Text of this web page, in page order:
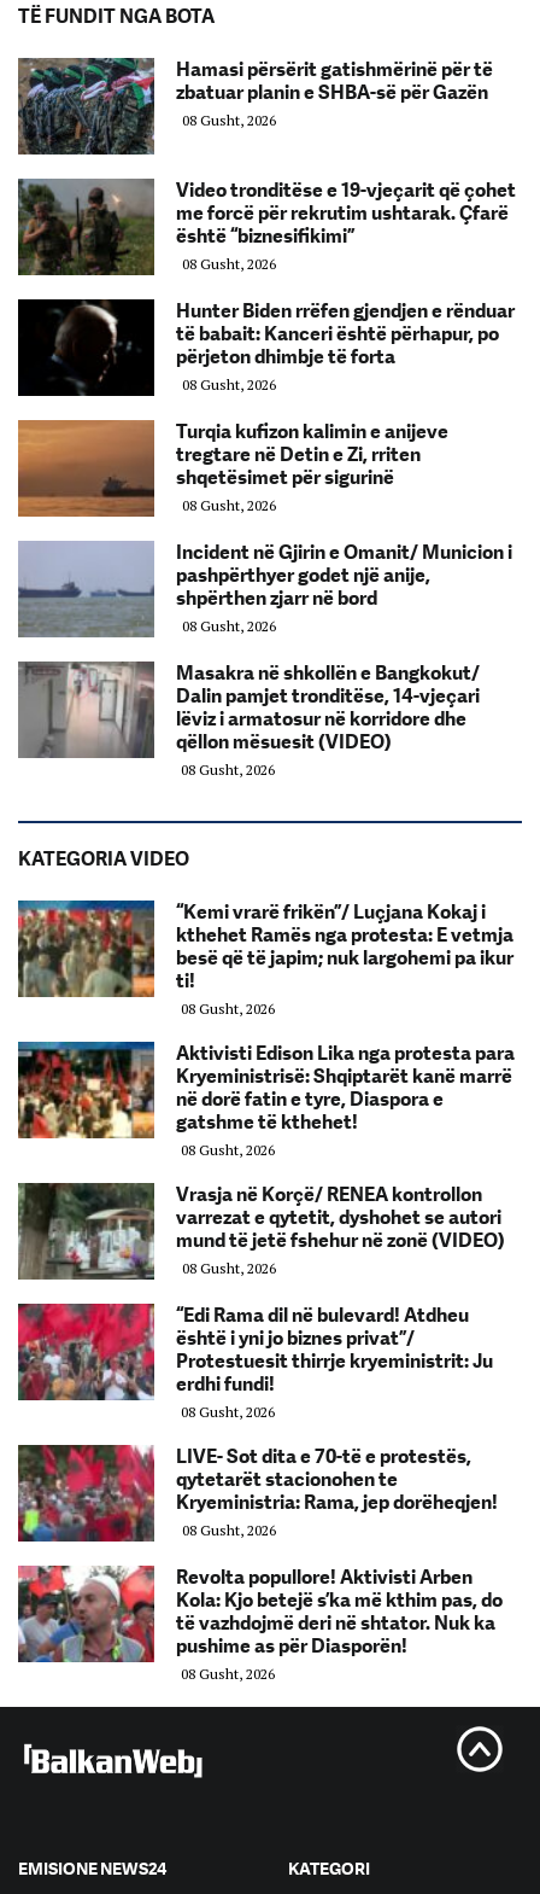
TË FUNDIT NGA BOTA
Hamasi përsërit gatishmërinë për të
zbatuar planin e SHBA-së për Gazën
08 Gusht, 2026
Video tronditëse e 19-vjeçarit që çohet
me forcë për rekrutim ushtarak. Çfarë
është “biznesifikimi”
08 Gusht, 2026
Hunter Biden rrëfen gjendjen e rënduar
të babait: Kanceri është përhapur, po
përjeton dhimbje të forta
08 Gusht, 2026
Turqia kufizon kalimin e anijeve
tregtare në Detin e Zi, rriten
shqetësimet për sigurinë
08 Gusht, 2026
Incident në Gjirin e Omanit/ Municion i
pashpërthyer godet një anije,
shpërthen zjarr në bord
08 Gusht, 2026
Masakra në shkollën e Bangkokut/
Dalin pamjet tronditëse, 14-vjeçari
lëviz i armatosur në korridore dhe
qëllon mësuesit (VIDEO)
08 Gusht, 2026
KATEGORIA VIDEO
“Kemi vrarë frikën”/ Luçjana Kokaj i
kthehet Ramës nga protesta: E vetmja
besë që të japim; nuk largohemi pa ikur
ti!
08 Gusht, 2026
Aktivisti Edison Lika nga protesta para
Kryeministrisë: Shqiptarët kanë marrë
në dorë fatin e tyre, Diaspora e
gatshme të kthehet!
08 Gusht, 2026
Vrasja në Korçë/ RENEA kontrollon
varrezat e qytetit, dyshohet se autori
mund të jetë fshehur në zonë (VIDEO)
08 Gusht, 2026
“Edi Rama dil në bulevard! Atdheu
është i yni jo biznes privat”/
Protestuesit thirrje kryeministrit: Ju
erdhi fundi!
08 Gusht, 2026
LIVE- Sot dita e 70-të e protestës,
qytetarët stacionohen te
Kryeministria: Rama, jep dorëheqjen!
08 Gusht, 2026
Revolta popullore! Aktivisti Arben
Kola: Kjo betejë s’ka më kthim pas, do
të vazhdojmë deri në shtator. Nuk ka
pushime as për Diasporën!
08 Gusht, 2026
EMISIONE NEWS24 KATEGORI